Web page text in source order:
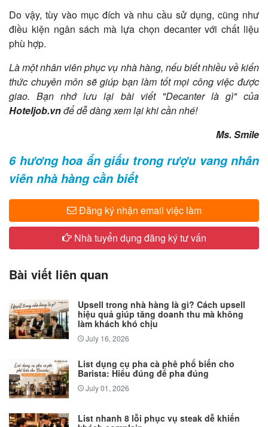
Do vậy, tùy vào mục đích và nhu cầu sử dụng, cũng như
điều kiện ngân sách mà lựa chọn decanter với chất liệu
phù hợp.
Là một nhân viên phục vụ nhà hàng, nếu biết nhiều về kiến
thức chuyên môn sẽ giúp bạn làm tốt mọi công việc được
giao. Bạn nhớ lưu lại bài viết "Decanter là gì" của
Hoteljob.vnđể dễ dàng xem lại khi cần nhé!
Ms. Smile
6 hương hoa ẩn giấu trong rượu vang nhân
viên nhà hàng cần biết
Đăng ký nhận email việc làm
Nhà tuyển dụng đăng ký tư vấn
Bài viết liên quan
Upsell trong nhà hàng là gì? Cách upsell
hiệu quả giúp tăng doanh thu mà không
làm khách khó chịu
July 16, 2026
List dụng cụ pha cà phê phổ biến cho
Barista: Hiểu đúng để pha đúng
July 01, 2026
List nhanh 8 lỗi phục vụ steak dễ khiến